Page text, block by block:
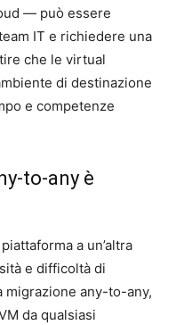
— può essere
IT e richiedere una
che le virtual
di destinazione
e competenze
to-any è
a un’altra
e difficoltà di
migrazione any-to-any,
da qualsiasi